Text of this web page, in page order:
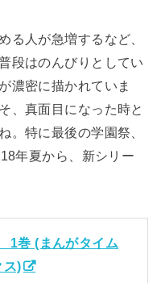
る人が急増するなど、
段はのんびりとしてい
濃密に描かれていま
、真面目になった時と
。特に最後の学園祭、
年夏から、新シリー
1巻 (まんがタイム
ス)